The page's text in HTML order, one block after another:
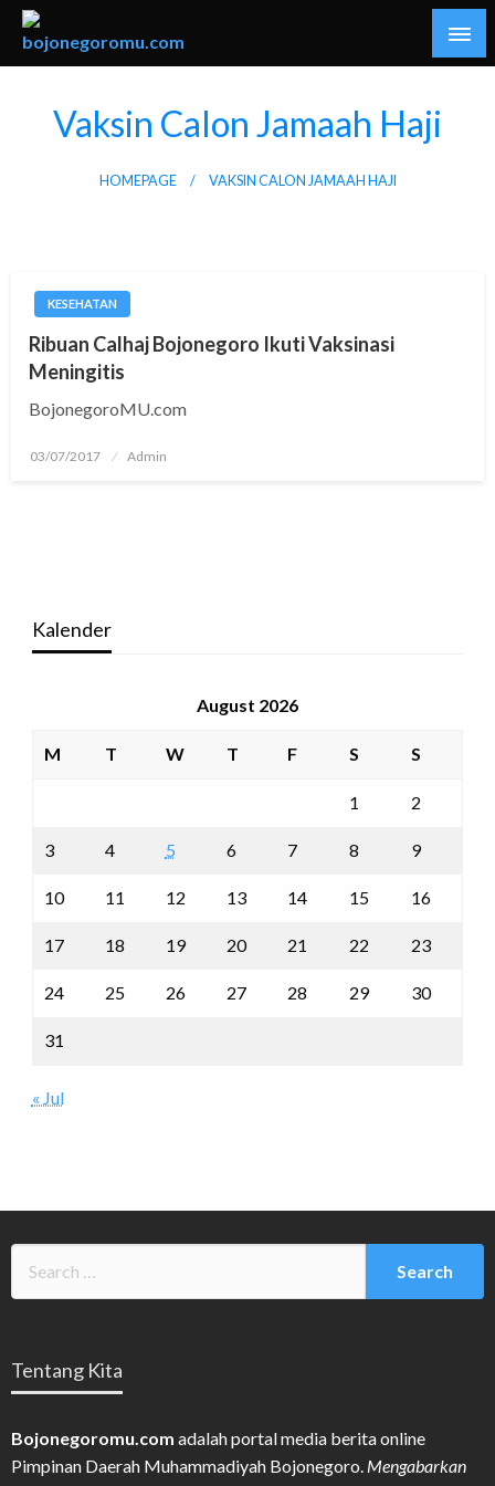
Skip
content
bojonegoromu.com
Kabar Baik Berkemajuan
Vaksin Calon Jamaah Haji
HOMEPAGE VAKSIN CALON JAMAAH HAJI
KESEHATAN
Ribuan Calhaj Bojonegoro Ikuti Vaksinasi
Meningitis
BojonegoroMU.com
Posted
03/07/2017 Admin
Kalender
August 2026
M T W T F S S
1 2
3 4 5 6 7 8 9
10 11 12 13 14 15 16
17 18 19 20 21 22 23
24 25 26 27 28 29 30
31
« Jul
Tentang Kita
Bojonegoromu.com adalah portal media berita online
Pimpinan Daerah Muhammadiyah Bojonegoro. Mengabarkan